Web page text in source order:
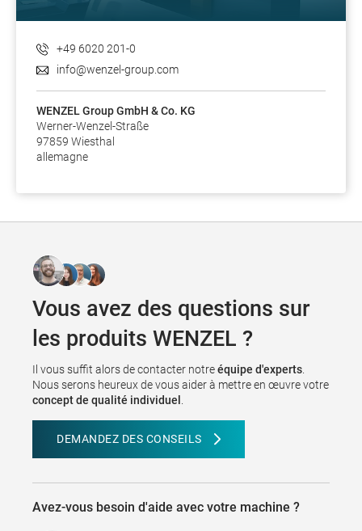
+49 6020 201-0
info@wenzel-group.com
WENZEL Group GmbH & Co. KG
Werner-Wenzel-Straße
97859 Wiesthal
allemagne
Vous avez des questions sur
les produits WENZEL ?
Il vous suffit alors de contacter notreéquipe d'experts
Nous serons heureux de vous aider à mettre en œuvre votre
concept de qualité individuel
DEMANDEZ DES CONSEILS
Avez-vous besoin d'aide avec votre machine ?